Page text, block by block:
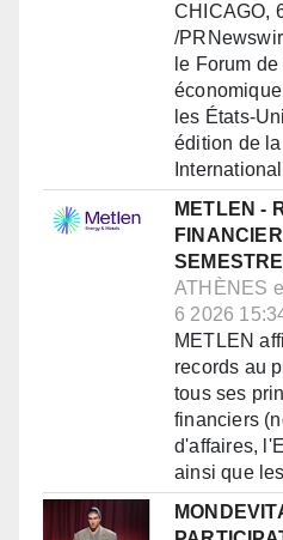
CHICAGO,
/
le Forum
les États-
édition de
METLEN -
ATHÈNES
6 2026
METLEN
records au
tous ses
financiers
d'affaires,
ainsi que